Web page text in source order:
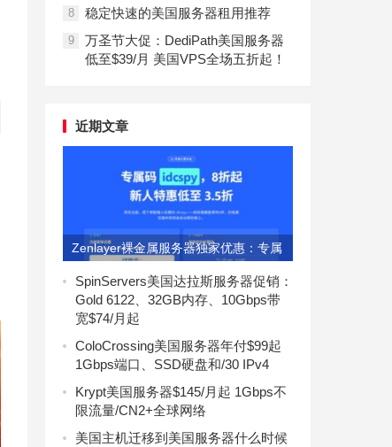
8 稳定快速的美国服务器租用推荐
9
万圣节大促：DediPath美国服务器
低至$39/月 美国VPS全场五折起！
近期文章
Zenlayer裸金属服务器独家优惠：专属
码idcspy享8折
SpinServers美国达拉斯服务器促销：
Gold 6122、32GB内存、10Gbps带
宽$74/月起
ColoCrossing美国服务器年付$99起
1Gbps端口、SSD硬盘和/30 IPv4
Krypt美国服务器$145/月起 1Gbps不
限流量/CN2+全球网络
美国主机迁移到美国服务器什么时候